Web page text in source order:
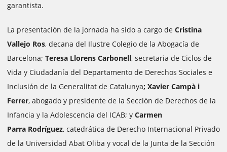
garantista.
La presentación de la jornada ha sido a cargo de Cristina
Vallejo Ros, decana del Ilustre Colegio de la Abogacía de
Barcelona; Teresa Llorens Carbonell, secretaria de Ciclos de
Vida y Ciudadanía del Departamento de Derechos Sociales e
Inclusión de la Generalitat de Catalunya; Xavier Campà i
Ferrer, abogado y presidente de la Sección de Derechos de la
Infancia y la Adolescencia del ICAB; y Carmen
Parra Rodríguez, catedrática de Derecho Internacional Privado
de la Universidad Abat Oliba y vocal de la Junta de la Sección